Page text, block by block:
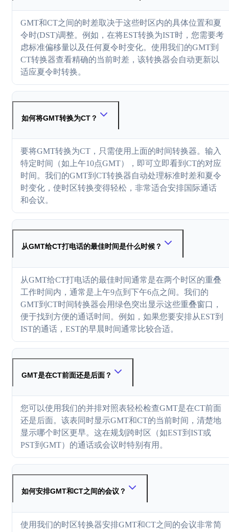
GMT和CT之间的时差取决于这些时区内的具体位置和夏
令时(DST)调整。例如，在将EST转换为IST时，您需要考
虑标准偏移量以及任何夏令时变化。使用我们的GMT到
CT转换器查看精确的当前时差，该转换器会自动更新以
适应夏令时转换。
如何将GMT转换为CT？
要将GMT转换为CT，只需使用上面的时间转换器。输入
特定时间（如上午10点GMT），即可立即看到CT的对应
时间。我们的GMT到CT转换器自动处理标准时差和夏令
时变化，使时区转换变得轻松，非常适合安排国际通话
和会议。
从GMT给CT打电话的最佳时间是什么时候？
从GMT给CT打电话的最佳时间通常是在两个时区的重叠
工作时间内，通常是上午9点到下午6点之间。我们的
GMT到CT时间转换器会用绿色突出显示这些重叠窗口，
便于找到方便的通话时间。例如，如果您要安排从EST到
IST的通话，EST的早晨时间通常比较合适。
GMT是在CT前面还是后面？
您可以使用我们的并排对照表轻松检查GMT是在CT前面
还是后面。该表同时显示GMT和CT的当前时间，清楚地
显示哪个时区更早。这在规划跨时区（如EST到IST或
PST到GMT）的通话或会议时特别有用。
如何安排GMT和CT之间的会议？
使用我们的时区转换器安排GMT和CT之间的会议非常简